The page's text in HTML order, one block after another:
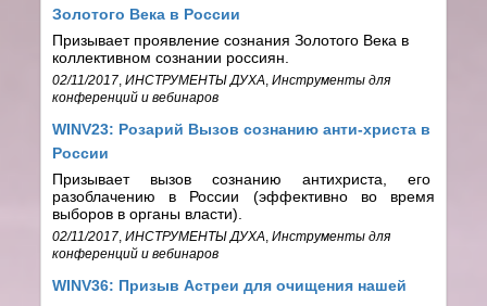
Золотого Века в России
Призывает проявление сознания Золотого Века в
коллективном сознании россиян.
02/11/2017 ,ИНСТРУМЕНТЫ ДУХА ,Инструменты для
конференций и вебинаров
WINV23: Розарий Вызов сознанию анти-христа в
России
Призывает вызов сознанию антихриста, его
разоблачению в России (эффективно во время
выборов в органы власти).
02/11/2017 ,ИНСТРУМЕНТЫ ДУХА ,Инструменты для
конференций и вебинаров
WINV36: Призыв Астреи для очищения нашей